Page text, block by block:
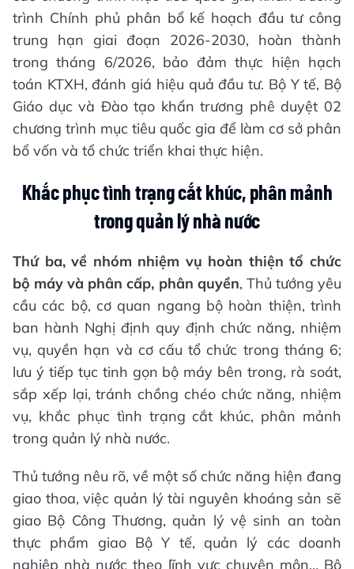
trình Chính phủ phân bổ kế hoạch đầu tư công
trung hạn giai đoạn 2026-2030, hoàn thành
trong tháng 6/2026, bảo đảm thực hiện hạch
toán KTXH, đánh giá hiệu quả đầu tư. Bộ Y tế, Bộ
Giáo dục và Đào tạo khẩn trương phê duyệt 02
chương trình mục tiêu quốc gia để làm cơ sở phân
bổ vốn và tổ chức triển khai thực hiện.
Khắc phục tình trạng cắt khúc, phân mảnh
trong quản lý nhà nước
Thứ ba, về nhóm nhiệm vụ hoàn thiện tổ chức
bộ máy và phân cấp, phân quyền, Thủ tướng yêu
cầu các bộ, cơ quan ngang bộ hoàn thiện, trình
ban hành Nghị định quy định chức năng, nhiệm
vụ, quyền hạn và cơ cấu tổ chức trong tháng 6;
lưu ý tiếp tục tinh gọn bộ máy bên trong, rà soát,
sắp xếp lại, tránh chồng chéo chức năng, nhiệm
vụ, khắc phục tình trạng cắt khúc, phân mảnh
trong quản lý nhà nước.
Thủ tướng nêu rõ, về một số chức năng hiện đang
giao thoa, việc quản lý tài nguyên khoáng sản sẽ
giao Bộ Công Thương, quản lý vệ sinh an toàn
thực phẩm giao Bộ Y tế, quản lý các doanh
nghiệp nhà nước theo lĩnh vực chuyên môn… Bộ